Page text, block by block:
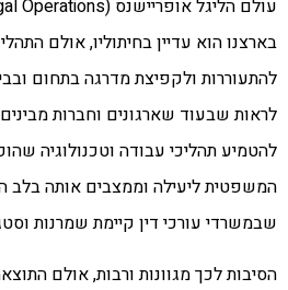
בארצנו הוא עדיין בחיתוליו, אולם
להתעוררות ולקפיצת מדרגה בתחום
לראות שבעוד שארגונים וחברות
להטמיע תהליכי עבודה וטכנולוגיה
המשפטית ליעילה וממצבים אותה בלב
שבמשרדי עורכי דין קיימת שמרנות
הסיבות לכך מגוונות ורבות, אולם